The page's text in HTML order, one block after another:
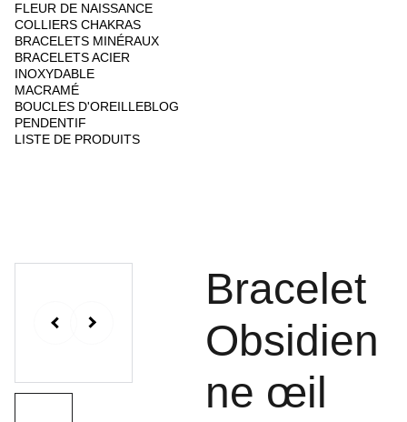
FLEUR DE NAISSANCE
COLLIERS CHAKRAS
BRACELETS MINÉRAUX
BRACELETS ACIER
INOXYDABLE
MACRAMÉ
BOUCLES D'OREILLEBLOG
PENDENTIF
LISTE DE PRODUITS
Bracelet
Obsidien
ne œil